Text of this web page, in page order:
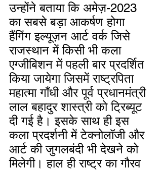
उन्होंने बताया कि अमेज़-2023
का सबसे बड़ा आकर्षण होगा
हैंगिंग इल्यूज़न आर्ट वर्क जिसे
राजस्थान में किसी भी कला
एग्जीबिशन में पहली बार प्रदर्शित
किया जायेगा जिसमें राष्ट्रपिता
महात्मा गाँधी और पूर्व प्रधानमंत्री
लाल बहादुर शास्त्री को ट्रिब्यूट
दी गई है। इसके साथ ही इस
कला प्रदर्शनी में टेक्नोलॉजी और
आर्ट की जुगलबंदी भी देखने को
मिलेगी। हाल ही राष्ट्र का गौरव